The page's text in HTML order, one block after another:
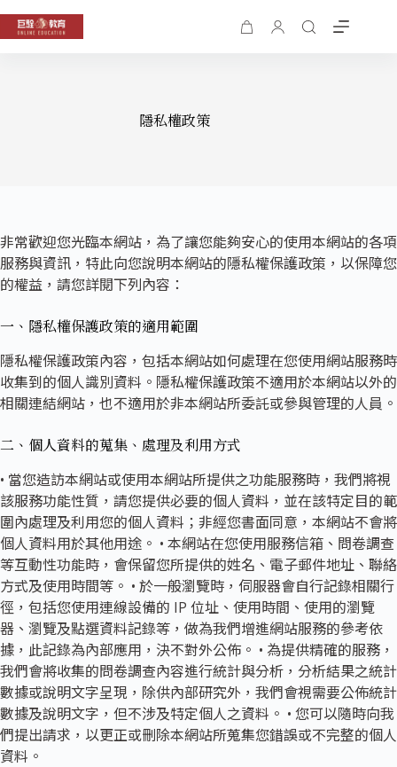
隱私權政策
非常歡迎您光臨本網站，為了讓您能夠安心的使用本網站的各項
服務與資訊，特此向您說明本網站的隱私權保護政策，以保障您
的權益，請您詳閱下列內容：
一、隱私權保護政策的適用範圍
隱私權保護政策內容，包括本網站如何處理在您使用網站服務時
收集到的個人識別資料。隱私權保護政策不適用於本網站以外的
相關連結網站，也不適用於非本網站所委託或參與管理的人員。
二、個人資料的蒐集、處理及利用方式
• 當您造訪本網站或使用本網站所提供之功能服務時，我們將視
該服務功能性質，請您提供必要的個人資料，並在該特定目的範
圍內處理及利用您的個人資料；非經您書面同意，本網站不會將
個人資料用於其他用途。 • 本網站在您使用服務信箱、問卷調查
等互動性功能時，會保留您所提供的姓名、電子郵件地址、聯絡
方式及使用時間等。 • 於一般瀏覽時，伺服器會自行記錄相關行
徑，包括您使用連線設備的 IP 位址、使用時間、使用的瀏覽
器、瀏覽及點選資料記錄等，做為我們增進網站服務的參考依
據，此記錄為內部應用，決不對外公佈。 • 為提供精確的服務，
我們會將收集的問卷調查內容進行統計與分析，分析結果之統計
數據或說明文字呈現，除供內部研究外，我們會視需要公佈統計
數據及說明文字，但不涉及特定個人之資料。 • 您可以隨時向我
們提出請求，以更正或刪除本網站所蒐集您錯誤或不完整的個人
資料。